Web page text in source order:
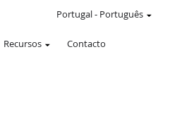
Recursos Contacto
Portugal- Português